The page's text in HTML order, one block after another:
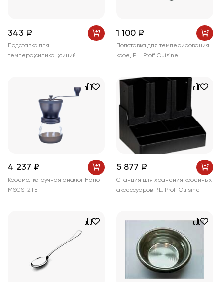
343 ₽
Подставка для
темпера;силикон;синий
1 100 ₽
Подставка для темперирования
кофе, P.L. Proff Cuisine
4 237 ₽
Кофемолка ручная аналог Hario
MSCS-2ТВ
5 877 ₽
Станция для хранения кофейных
аксессуаров P.L. Proff Cuisine